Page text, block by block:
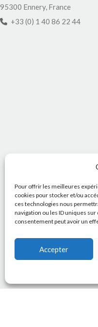
Pour offrir les meilleures
cookies pour stocker et/ou
ces technologies nous
navigation ou les ID uniques
consentement peut avoir un
Accepter
95300 Ennery, France
+33 (0) 1 40 86 22 44